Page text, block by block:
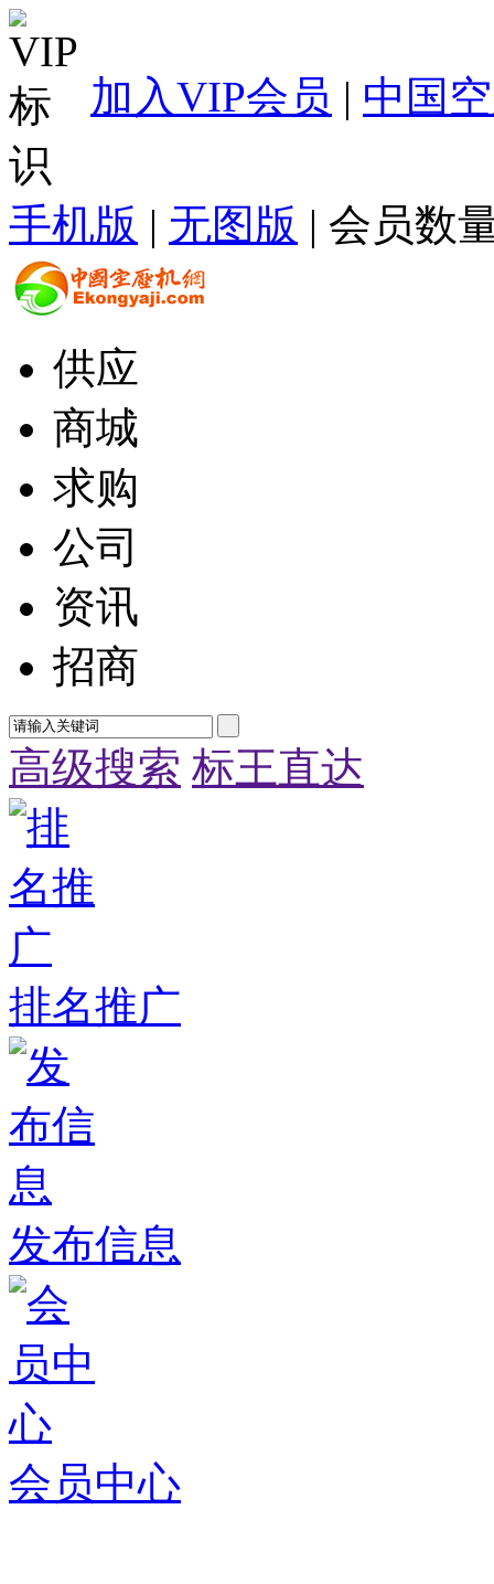
加入VIP会员 | 中国
手机版 | 无图版 | 会员数
供应
商城
求购
公司
资讯
招商
高级搜索 标王直达
排名推广
发布信息
会员中心